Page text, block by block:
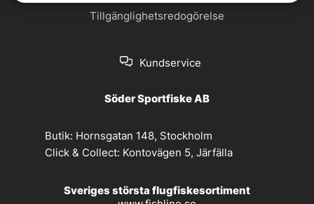
Tillgänglighetsredogörelse
Kundservice
Söder Sportfiske AB
Butik: Hornsgatan 148, Stockholm
Click & Collect: Kontovägen 5, Järfälla
Sveriges största flugfiskesortiment